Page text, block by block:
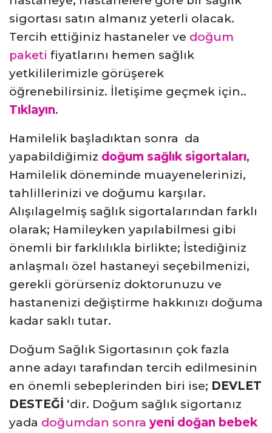
sigortası satın almanız yeterli olacak.
Tercih ettiğiniz hastaneler ve doğum
paketi fiyatlarını hemen sağlık
yetkililerimizle görüşerek
öğrenebilirsiniz. İletişime geçmek için..
Tıklayın.
Hamilelik başladıktan sonra da
yapabildiğimiz doğum sağlık sigortaları,
Hamilelik döneminde muayenelerinizi,
tahlillerinizi ve doğumu karşılar.
Alışılagelmiş sağlık sigortalarından farklı
olarak; Hamileyken yapılabilmesi gibi
önemli bir farklılıkla birlikte; İstediğiniz
anlaşmalı özel hastaneyi seçebilmenizi,
gerekli görürseniz doktorunuzu ve
hastanenizi değiştirme hakkınızı doğuma
kadar saklı tutar.
Doğum Sağlık Sigortasının çok fazla
anne adayı tarafından tercih edilmesinin
en önemli sebeplerinden biri ise; DEVLET
DESTEĞİ ‘dir. Doğum sağlık sigortanız
yada doğumdan sonra yeni doğan bebek